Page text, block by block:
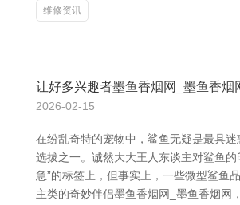
维修资讯
让好多兴趣者墨鱼香烟网_墨鱼香烟
2026-02-15
在纷乱奇特的宠物中，鲨鱼无疑是最具迷
选拔之一。诚然大大王人东谈主对鲨鱼的
急”的标签上，但事实上，一些微型鲨鱼
主类的奇妙伴侣墨鱼香烟网_墨鱼香烟网